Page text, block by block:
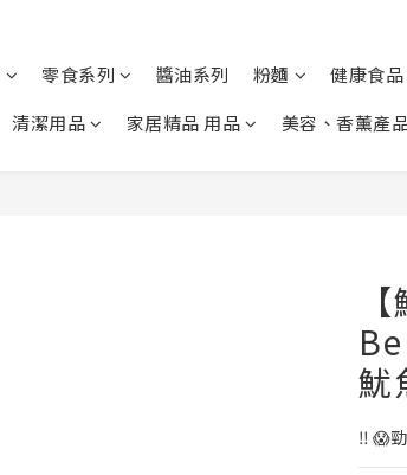
零食系列 醬油系列 粉麵
健康食
清潔用品
家居精品 用品 美容、香薰產
魷
‼️ 😱